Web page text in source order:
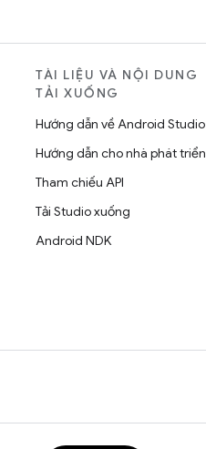
TÀI LIỆU VÀ NỘI DUNG
TẢI XUỐNG
Hướng dẫn về Android Studio
Hướng dẫn cho nhà phát triển
Tham chiếu API
Tải Studio xuống
Android NDK